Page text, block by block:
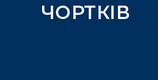
ЧОРТКІВ